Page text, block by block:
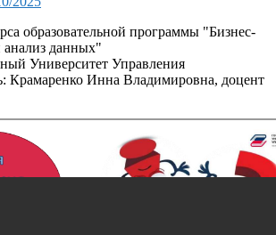
образовательной программы "Бизнес-
анализ данных"
Университет Управления
Крамаренко Инна Владимировна, доцент